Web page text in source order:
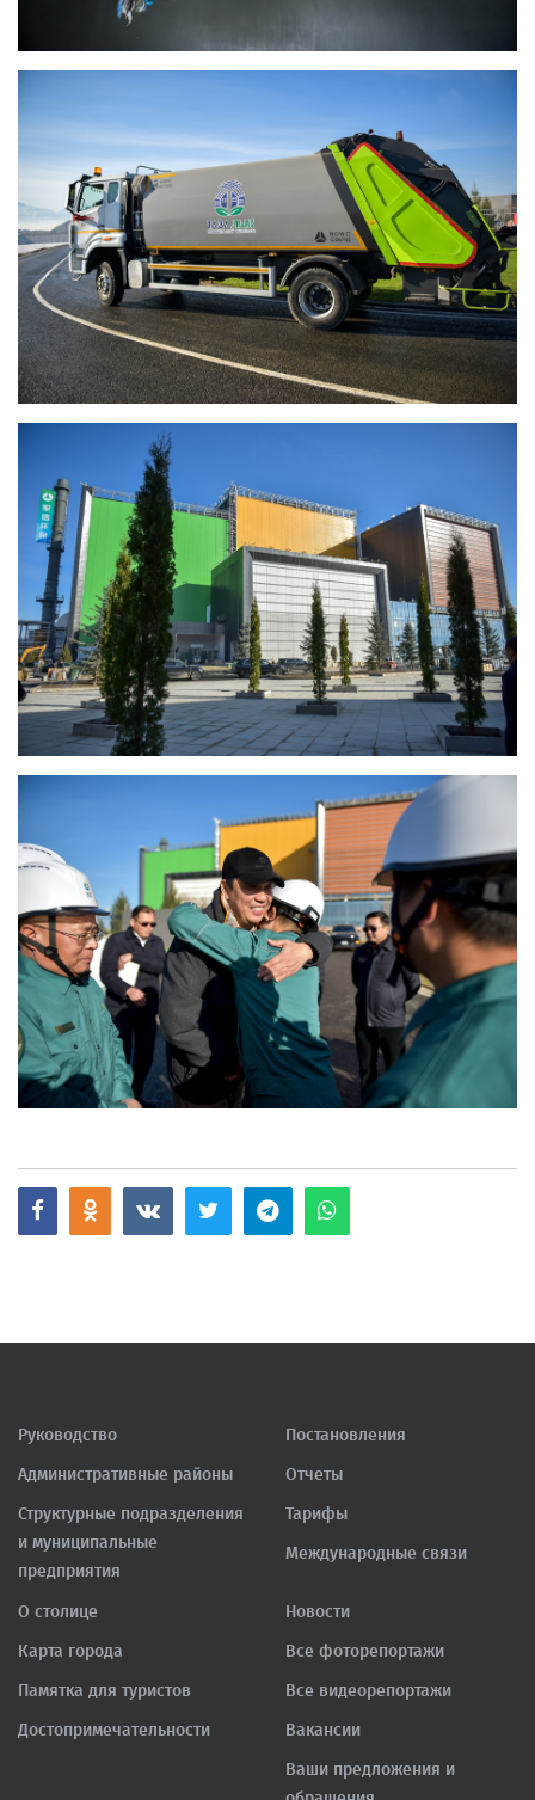
Руководство
Административные районы
Структурные подразделения
и муниципальные
предприятия
Постановления
Отчеты
Тарифы
Международные связи
О столице
Карта города
Памятка для туристов
Достопримечательности
Новости
Все фоторепортажи
Все видеорепортажи
Вакансии
Ваши предложения и